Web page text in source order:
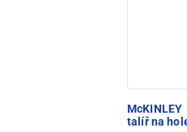
McKINLEY
talíř na